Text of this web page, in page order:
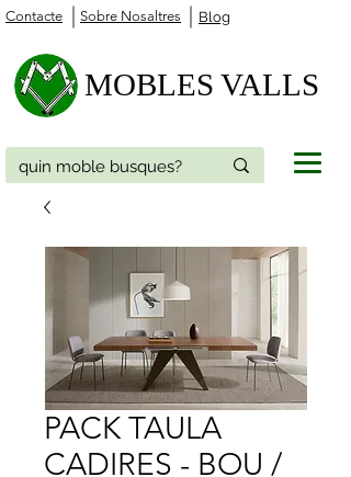
Contacte Blog
Sobre Nosaltres
MOBLES VALLS
PACK TAULA
CADIRES - BOU /